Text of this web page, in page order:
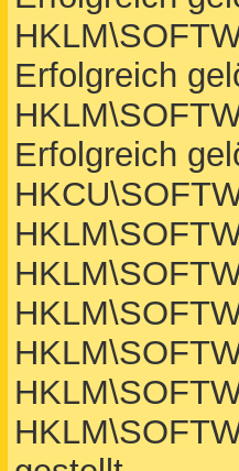
Erfolgreich
Erfolgreich